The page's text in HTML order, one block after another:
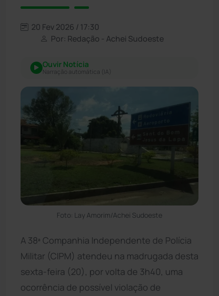
20 Fev 2026 / 17:30
Por: Redação - Achei Sudoeste
Ouvir Notícia
Narração automática (IA)
Foto: Lay Amorim/Achei Sudoeste
A 38ª Companhia Independente de Polícia
Militar (CIPM) atendeu na madrugada desta
sexta-feira (20), por volta de 3h40, uma
ocorrência de possível violação de